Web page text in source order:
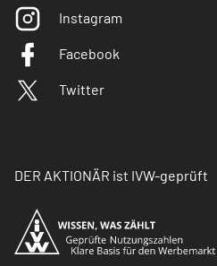
Instagram
Facebook
Twitter
DER AKTIONÄR ist IVW-geprüft